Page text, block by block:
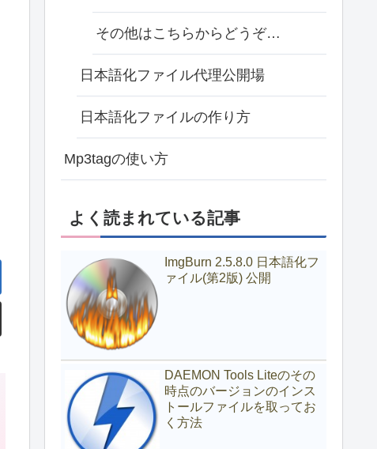
その他はこちらからどうぞ…
日本語化ファイル代理公開場
日本語化ファイルの作り方
Mp3tagの使い方
よく読まれている記事
ImgBurn 2.5.8.0 日本語化フ
ァイル(第2版) 公開
DAEMON Tools Liteのその
時点のバージョンのインス
トールファイルを取ってお
く方法